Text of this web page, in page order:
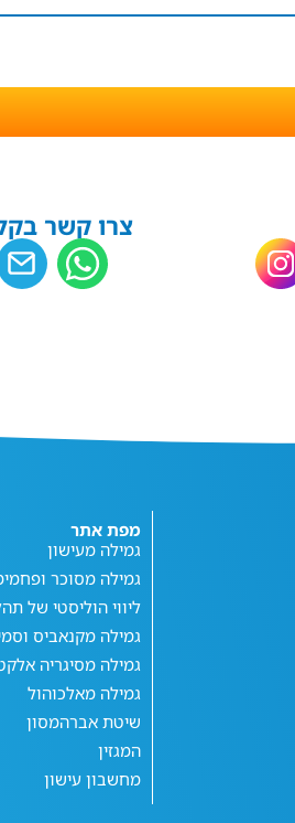
צרו קשר
מפת אתר
גמילה מעישון
גמילה מסוכר
ליווי הוליסטי של
גמילה מקנאביס
גמילה מסיגריה
גמילה מאלכוהול
שיטת אברהמסון
המגזין
מחשבון עישון